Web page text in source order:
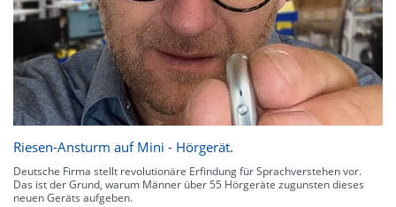
Riesen-Ansturm auf Mini - Hörgerät.
Deutsche Firma stellt revolutionäre Erfindung für Sprachverstehen vor.
Das ist der Grund, warum Männer über 55 Hörgeräte zugunsten dieses
neuen Geräts aufgeben.